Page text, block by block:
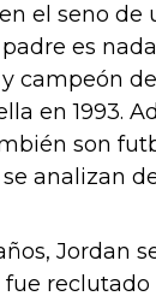
el seno
padre es
campeón
en 1993.
son
analizan
Jordan
fue